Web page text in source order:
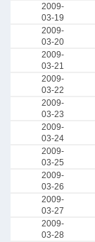
2009-
03-19
2009-
03-20
2009-
03-21
2009-
03-22
2009-
03-23
2009-
03-24
2009-
03-25
2009-
03-26
2009-
03-27
2009-
03-28